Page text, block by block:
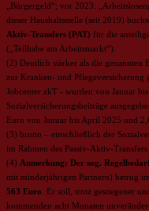
„Bürgergeld“; vor 2023:
dieser Haushaltsstelle (seit 2019)
Aktiv-Transfers (PAT) für die
(„Teilhabe am Arbeitsmarkt“).
(2) Deutlich stärker als die genannten
zur Kranken- und Pflegeversicherung
Jobcenter zkT - wurden von Januar
Sozialversicherungsbeiträge
Euro von Januar bis April 2025 und
(3) brutto – einschließlich der
im Rahmen des Passiv-Aktiv-Transfers
(4) Anmerkung: Der sog.
mit minderjährigen Partnern) betrug
563 Euro . Er soll, trotz gestiegener
kommenden acht Monaten